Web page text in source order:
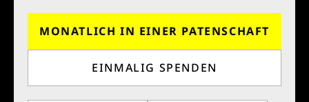
MONATLICH IN EINER PATENSCHAFT
EINMALIG SPENDEN